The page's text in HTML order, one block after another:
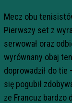
Mecz obu
Pierwszy set z
serwował oraz
wyrównany obaj
doprowadził do tie
się pogubił
ze Francuz bardzo